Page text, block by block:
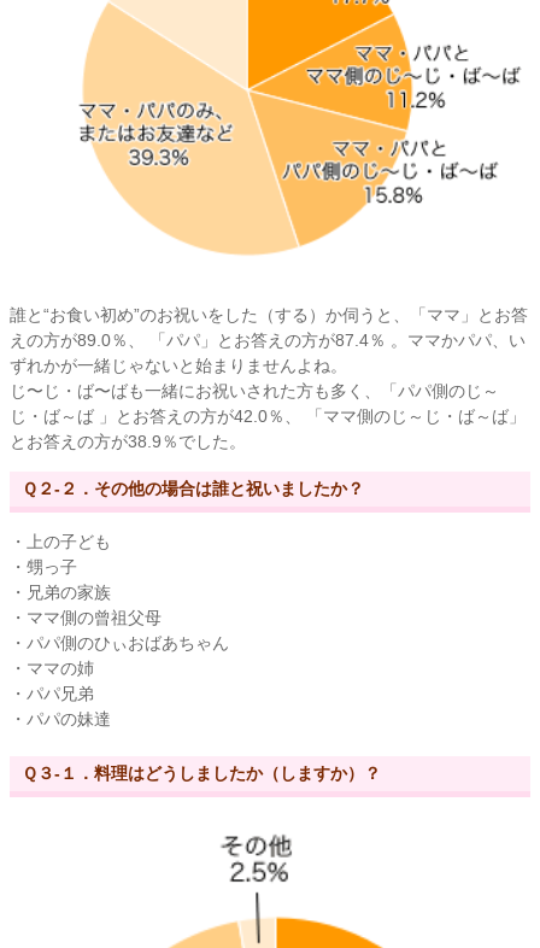
誰と“お食い初め”のお祝いをした（する）か伺うと、「ママ」とお答
えの方が89.0％、 「パパ」とお答えの方が87.4％ 。ママかパパ、い
ずれかが一緒じゃないと始まりませんよね。
じ〜じ・ば〜ばも一緒にお祝いされた方も多く、「パパ側のじ～
じ・ば～ば 」とお答えの方が42.0％、 「ママ側のじ～じ・ば～ば」
とお答えの方が38.9％でした。
Ｑ２-２．その他の場合は誰と祝いましたか？
・上の子ども
・甥っ子
・兄弟の家族
・ママ側の曾祖父母
・パパ側のひぃおばあちゃん
・ママの姉
・パパ兄弟
・パパの妹達
Ｑ３-１．料理はどうしましたか（しますか）？